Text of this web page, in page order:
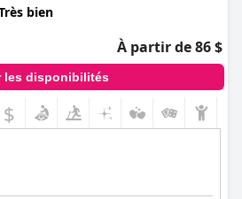
bien
À partir de 86 $
les disponibilités
$